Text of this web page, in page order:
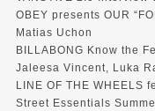
OBEY presents OUR
Matias Uchon
BILLABONG Know the
Jaleesa Vincent, Luka
LINE OF THE WHEELS
Street Essentials